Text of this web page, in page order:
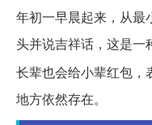
年初一早晨起来，从最
头并说吉祥话，这是一
长辈也会给小辈红包，
地方依然存在。